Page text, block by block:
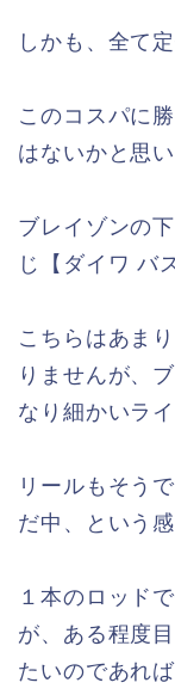
しかも、全て
このコスパに
はないかと思い
ブレイゾンの
じ【ダイワ バ
こちらはあま
りませんが、
なり細かいラ
リールもそう
だ中、という感
１本のロッド
が、ある程度
たいのであれ